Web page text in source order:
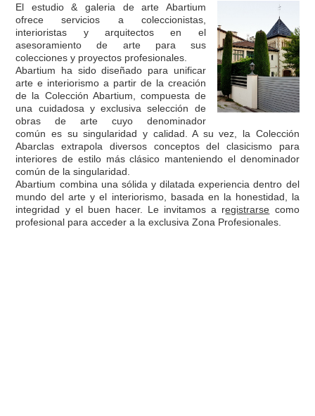
El estudio & galeria de arte Abartium
ofrece servicios a coleccionistas,
interioristas y arquitectos en el
asesoramiento de arte para sus
colecciones y proyectos profesionales.
Abartium ha sido diseñado para unificar
arte e interiorismo a partir de la creación
de la Colección Abartium, compuesta de
una cuidadosa y exclusiva selección de
obras de arte cuyo denominador
común es su singularidad y calidad. A su vez, la Colección
Abarclas extrapola diversos conceptos del clasicismo para
interiores de estilo más clásico manteniendo el denominador
común de la singularidad.
Abartium combina una sólida y dilatada experiencia dentro del
mundo del arte y el interiorismo, basada en la honestidad, la
integridad y el buen hacer. Le invitamos a registrarse como
profesional para acceder a la exclusiva Zona Profesionales.